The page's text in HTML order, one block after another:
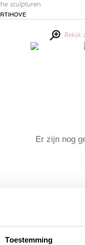
Toestemming
Bekijk
Er zijn nog